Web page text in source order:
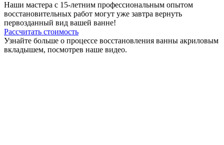
Наши мастера с 15-летним профессиональным опытом
восстановительных работ могут уже завтра вернуть
первозданный вид вашей ванне!
Рассчитать стоимость
Узнайте больше о процессе восстановления ванны акриловым
вкладышем, посмотрев наше видео.